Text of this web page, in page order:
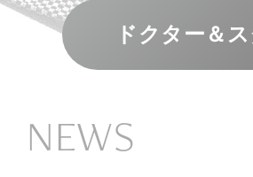
ドクター＆
NEWS